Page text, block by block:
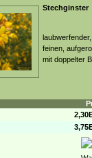
Stechginster
feinen,
mit doppelter